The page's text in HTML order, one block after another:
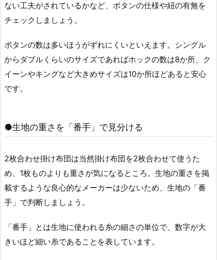
ない工夫がされているかなど、ボタンの仕様や紐の有無を
チェックしましょう。
ボタンの数は多いほうがずれにくいといえます。シングル
からダブルくらいのサイズであればホックの数は8か所、ク
イーンやキングなど大きめサイズは10か所ほどあると安心
です。
●生地の重さを「番手」で見分ける
2枚合わせ掛け布団は当然掛け布団を2枚合わせて使うた
め、1枚ものよりも重さが気になるところ。生地の重さを掲
載するような良心的なメーカーは少ないため、生地の「番
手」で判断しましょう。
「番手」とは生地に使われる糸の細さの単位で、数字が大
きいほど細い糸であることを表しています。